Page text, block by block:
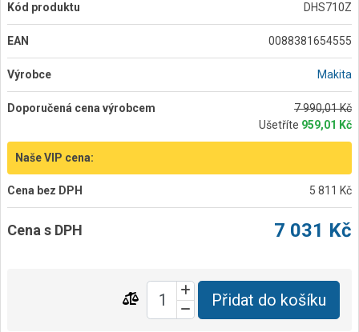
Kód produktu DHS710Z
EAN 0088381654555
Výrobce Makita
Doporučená cena výrobcem
7 990,01 Kč
Ušetříte 959,01 Kč
Naše VIP cena:
Cena bez DPH 5 811 Kč
Cena s DPH 7 031 Kč
Přidat do košíku